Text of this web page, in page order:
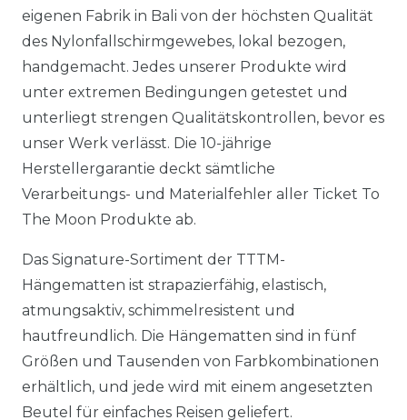
eigenen Fabrik in Bali von der höchsten Qualität
des Nylonfallschirmgewebes, lokal bezogen,
handgemacht. Jedes unserer Produkte wird
unter extremen Bedingungen getestet und
unterliegt strengen Qualitätskontrollen, bevor es
unser Werk verlässt. Die 10-jährige
Herstellergarantie deckt sämtliche
Verarbeitungs- und Materialfehler aller Ticket To
The Moon Produkte ab.
Das Signature-Sortiment der TTTM-
Hängematten ist strapazierfähig, elastisch,
atmungsaktiv, schimmelresistent und
hautfreundlich. Die Hängematten sind in fünf
Größen und Tausenden von Farbkombinationen
erhältlich, und jede wird mit einem angesetzten
Beutel für einfaches Reisen geliefert.